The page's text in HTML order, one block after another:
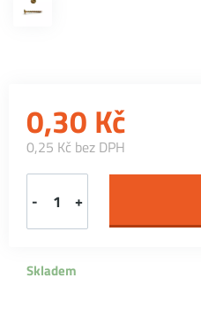
0,30 Kč
0,25 Kč bez DPH
- +
Skladem